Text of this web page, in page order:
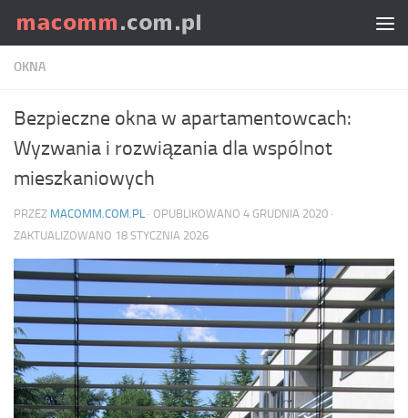
Skip to content
OKNA
Bezpieczne okna w apartamentowcach:
Wyzwania i rozwiązania dla wspólnot
mieszkaniowych
PRZEZ MACOMM.COM.PL · OPUBLIKOWANO 4 GRUDNIA 2020 ·
ZAKTUALIZOWANO 18 STYCZNIA 2026